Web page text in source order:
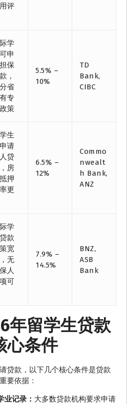
评
学
申
保
，
省
专
策
5.5% –
10%
TD
Bank,
CIBC
生
请
贷
房
押
更
6.5% –
12%
Commo
nwealt
h Bank,
ANZ
学
款
宽
无
人
可
7.9% –
14.5%
BNZ,
ASB
Bank
年留学生贷款
心条件
贷款，以下几个核心条件是贷款
要依据：
业记录： 大多数贷款机构要求申请